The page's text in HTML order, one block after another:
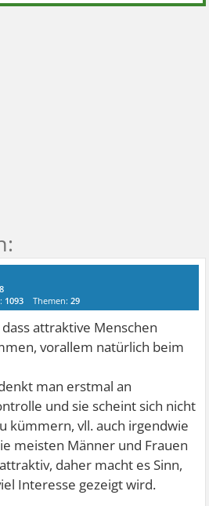
1093 Themen:29
attraktive Menschen
vorallem natürlich beim
man erstmal an
und sie scheint sich nicht
kümmern, vll. auch irgendwie
meisten Männer und Frauen
daher macht es Sinn,
Interesse gezeigt wird.